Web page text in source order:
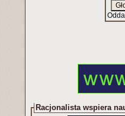
Racjonalista wspiera